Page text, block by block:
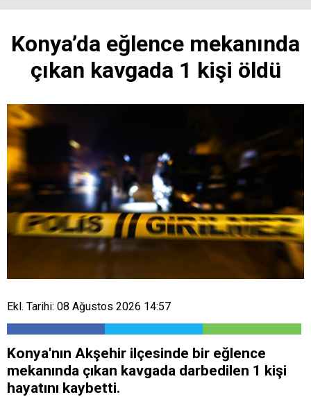
Konya’da eğlence mekanında
çıkan kavgada 1 kişi öldü
Ekl. Tarihi: 08 Ağustos 2026 14:57
Konya'nın Akşehir ilçesinde bir eğlence
mekanında çıkan kavgada darbedilen 1 kişi
hayatını kaybetti.